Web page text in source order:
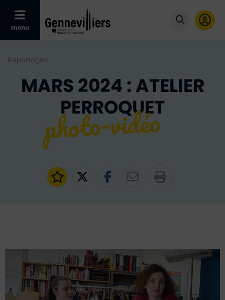
Afficher le menu mobile
menu Cliquer
Reportages
MARS 2024 : ATELIER
PERROQUET
Ajouter aux favoris
Partager sur Twitter
Partager sur
Partager par